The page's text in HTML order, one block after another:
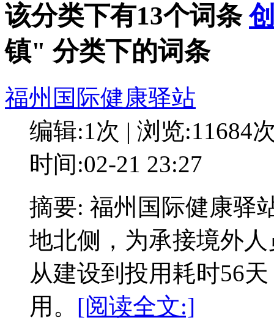
该分类下有13个词条
镇" 分类下的词条
福州国际健康驿站
编辑:1次 | 浏览:11684
时间:02-21 23:27
摘要: 福州国际健康驿
地北侧，为承接境外
从建设到投用耗时56
用。 [阅读全文:]